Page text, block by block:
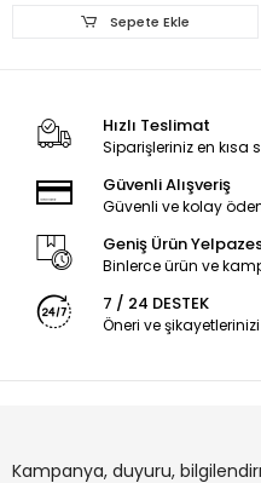
Sepete Ekle
Hızlı Teslimat
Siparişleriniz en kısa
Güvenli Alışveriş
Güvenli ve kolay
Geniş Ürün
Binlerce ürün ve
7 / 24 DESTEK
Öneri ve
Kampanya, duyuru,